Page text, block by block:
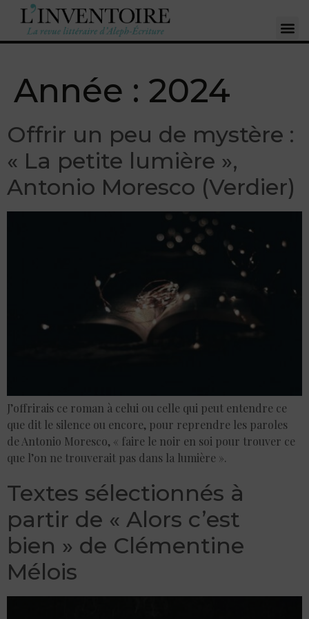
Année : 2024
Offrir un peu de mystère :
« La petite lumière »,
Antonio Moresco (Verdier)
J’offrirais ce roman à celui ou celle qui peut entendre ce
que dit le silence ou encore, pour reprendre les paroles
de Antonio Moresco, « faire le noir en soi pour trouver ce
que l’on ne trouverait pas dans la lumière ».
Textes sélectionnés à
partir de « Alors c’est
bien » de Clémentine
Mélois